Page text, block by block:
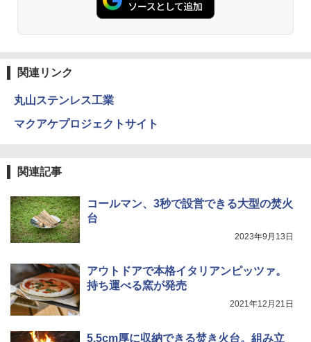
関連リンク
丸山ステンレス工業
マクアケプロジェクトサイト
関連記事
コールマン、3秒で設営できる大型の焚火
台
2023年9月13日
アウトドアで本格イタリアンピッツァ。
持ち運べる窯が発売
2021年12月21日
5.5cm厚に収納できる焚き火台。組み立